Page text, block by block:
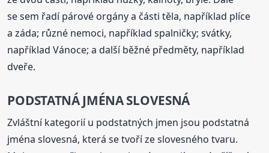
se sem řadí párové orgány a části těla, například plíce
a záda; různé nemoci, například spalničky; svátky,
například Vánoce; a další běžné předměty, například
dveře.
PODSTATNÁ JMÉNA SLOVESNÁ
Zvláštní kategorií u podstatných jmen jsou podstatná
jména slovesná, která se tvoří ze slovesného tvaru.